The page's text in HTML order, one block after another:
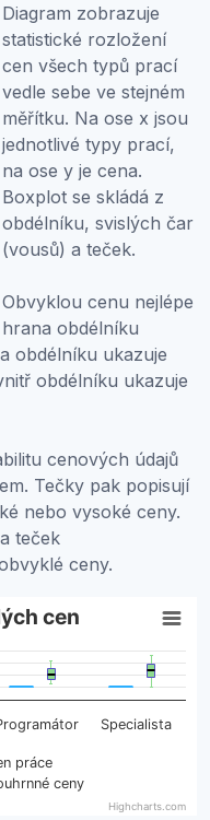
Diagram zobrazuje
statistické rozložení
cen všech typů prací
vedle sebe ve stejném
měřítku. Na ose x jsou
jednotlivé typy prací,
na ose y je cena.
Boxplot se skládá z
obdélníku, svislých čar
(vousů) a teček.
Obvyklou cenu nejlépe
obdélníku
obdélníku ukazuje
obdélníku ukazuje
cenových údajů
Tečky pak popisují
nebo vysoké ceny.
teček
ceny.
charts are typically
cen
cen
práce
ceny
Specialista
Highcharts.com